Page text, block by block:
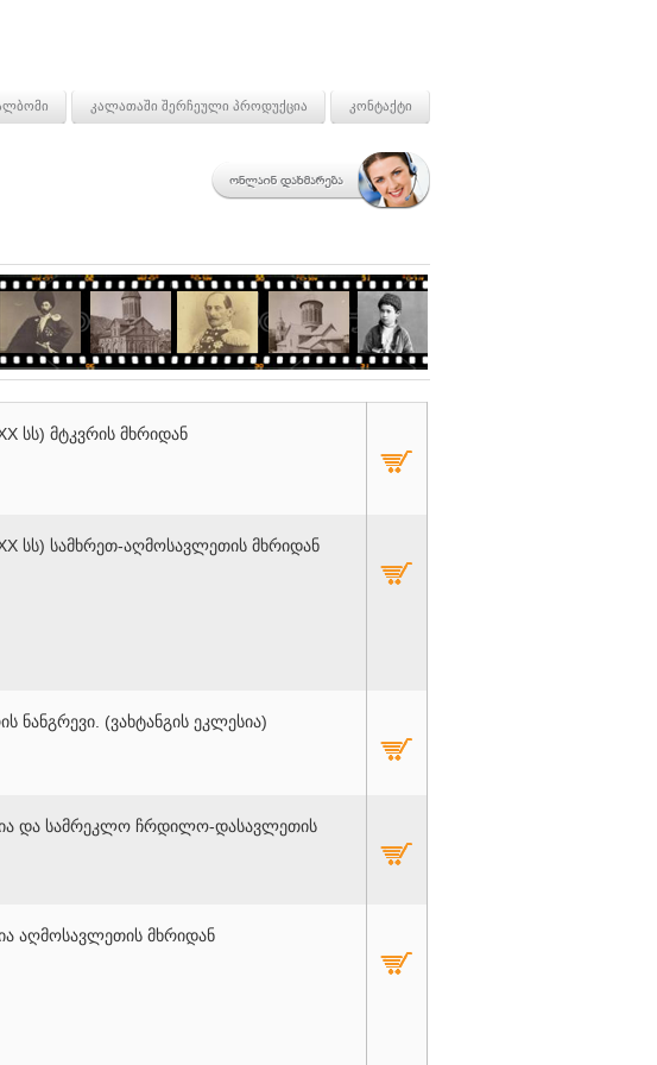
კალათაში შერჩეული პროდუქცია კონტაქტი
სს) მტკვრის მხრიდან
სს) სამხრეთ-აღმოსავლეთის მხრიდან
ნანგრევი. (ვახტანგის ეკლესია)
და სამრეკლო ჩრდილო-დასავლეთის
აღმოსავლეთის მხრიდან